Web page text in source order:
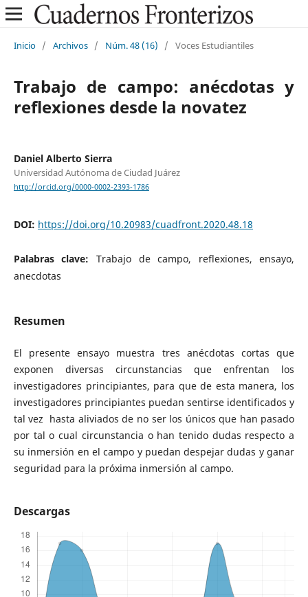
Inicio / Archivos / Núm. 48 (16) / Voces Estudiantiles
Trabajo de campo: anécdotas y
reflexiones desde la novatez
Daniel Alberto Sierra
Universidad Autónoma de Ciudad Juárez
http://orcid.org/0000-0002-2393-1786
DOI: https://doi.org/10.20983/cuadfront.2020.48.18
Palabras clave: Trabajo de campo, reflexiones, ensayo,
anecdotas
Resumen
El presente ensayo muestra tres anécdotas cortas que
exponen diversas circunstancias que enfrentan los
investigadores principiantes, para que de esta manera, los
investigadores principiantes puedan sentirse identificados y
tal vez hasta aliviados de no ser los únicos que han pasado
por tal o cual circunstancia o han tenido dudas respecto a
su inmersión en el campo y puedan despejar dudas y ganar
seguridad para la próxima inmersión al campo.
Descargas